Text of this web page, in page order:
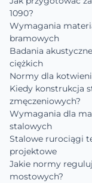
1090?
Wymagania
bramowych
Badania
ciężkich
Normy dla
Kiedy konstrukcja
zmęczeniowych?
Wymagania dla
stalowych
Stalowe rurociągi
projektowe
Jakie normy
mostowych?